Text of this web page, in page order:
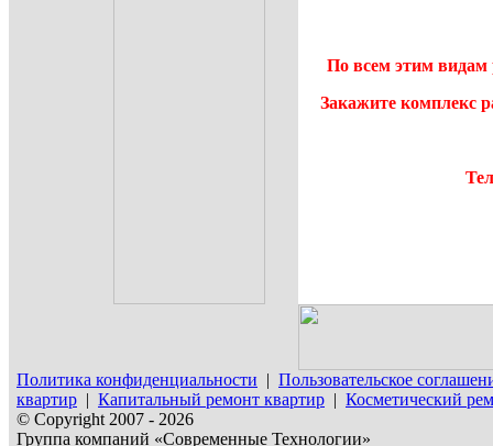
По всем этим видам
Закажите комплекс
Политика конфиденциальности | Пользовательское
квартир | Капитальный ремонт квартир | Косметический
© Copyright 2007 - 2026
Группа компаний «Современные Технологии»